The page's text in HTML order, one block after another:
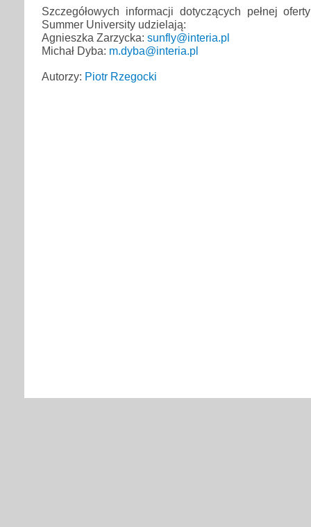
Szczegółowych informacji dotyczących pełnej
Summer University udzielają:
Agnieszka Zarzycka: sunfly@interia.pl
Michał Dyba: m.dyba@interia.pl
Autorzy: Piotr Rzegocki